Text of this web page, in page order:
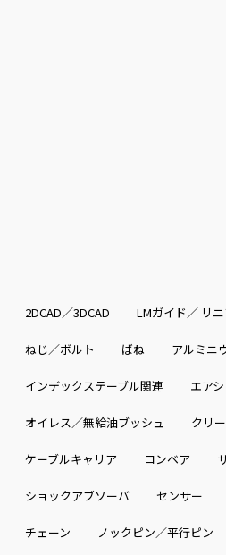
2DCAD／3DCAD LMガイド／ リ
ねじ／ボルト ばね アルミニ
インデックステーブル関連 エア
オイレス／無給油ブッシュ クリ
ケーブルキャリア コンベア
ショックアブソーバ センサー
チェーン ノックピン／平行ピン